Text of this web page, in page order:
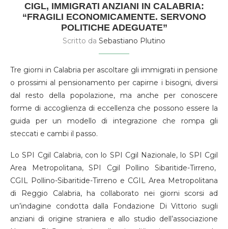
CIGL, IMMIGRATI ANZIANI IN CALABRIA:
“FRAGILI ECONOMICAMENTE. SERVONO
POLITICHE ADEGUATE”
Scritto da Sebastiano Plutino
Tre giorni in Calabria per ascoltare gli immigrati in pensione
o prossimi al pensionamento per capirne i bisogni, diversi
dal resto della popolazione, ma anche per conoscere
forme di accoglienza di eccellenza che possono essere la
guida per un modello di integrazione che rompa gli
steccati e cambi il passo.
Lo SPI Cgil Calabria, con lo SPI Cgil Nazionale, lo SPI Cgil
Area Metropolitana, SPI Cgil Pollino Sibaritide-Tirreno,
CGIL Pollino-Sibaritide-Tirreno e CGIL Area Metropolitana
di Reggio Calabria, ha collaborato nei giorni scorsi ad
un’indagine condotta dalla Fondazione Di Vittorio sugli
anziani di origine straniera e allo studio dell’associazione